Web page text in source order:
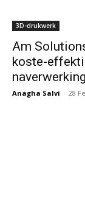
3D-drukwerk
Am
koste-
Anagha Salvi - 28